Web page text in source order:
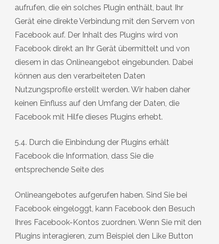
aufrufen, die ein solches Plugin enthält, baut Ihr
Gerät eine direkte Verbindung mit den Servern von
Facebook auf. Der Inhalt des Plugins wird von
Facebook direkt an Ihr Gerät übermittelt und von
diesem in das Onlineangebot eingebunden. Dabei
können aus den verarbeiteten Daten
Nutzungsprofile erstellt werden. Wir haben daher
keinen Einfluss auf den Umfang der Daten, die
Facebook mit Hilfe dieses Plugins erhebt.
5.4. Durch die Einbindung der Plugins erhält
Facebook die Information, dass Sie die
entsprechende Seite des
Onlineangebotes aufgerufen haben. Sind Sie bei
Facebook eingeloggt, kann Facebook den Besuch
Ihres Facebook-Kontos zuordnen. Wenn Sie mit den
Plugins interagieren, zum Beispiel den Like Button